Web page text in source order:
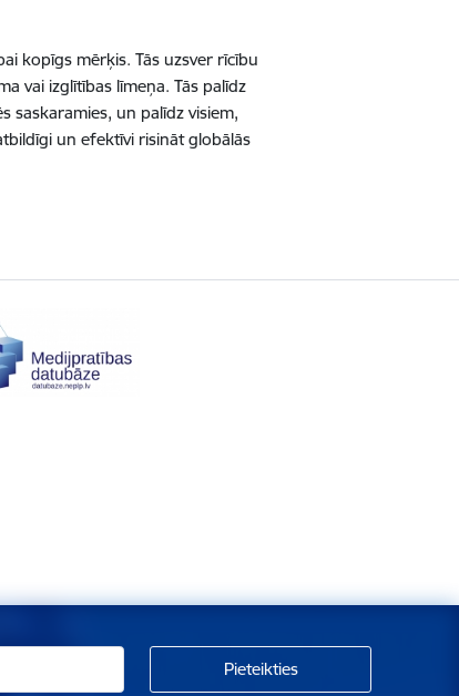
kopīgs mērķis. Tās uzsver rīcību
vai izglītības līmeņa. Tās palīdz
saskaramies, un palīdz visiem,
un efektīvi risināt globālās